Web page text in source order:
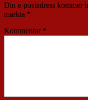
Din e-postadress kommer
märkta *
Kommentar *